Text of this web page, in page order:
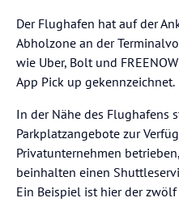
Der Flughafen hat auf der
Abholzone an der
wie Uber, Bolt und
App Pick up gekennzeichnet.
In der Nähe des Flughafens
Parkplatzangebote zur
Privatunternehmen
beinhalten einen
Ein Beispiel ist hier der